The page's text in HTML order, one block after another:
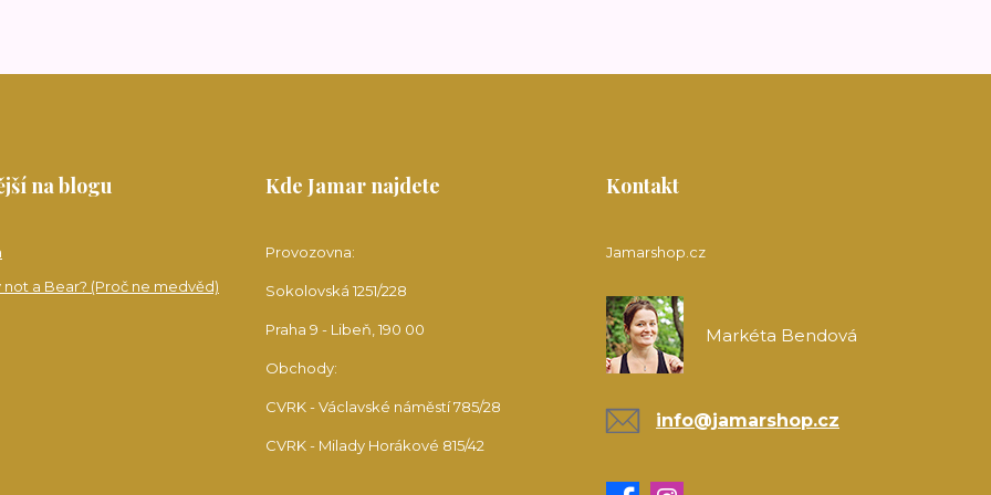
na blogu
not a Bear? (Proč ne medvěd)
Kde Jamar najdete
Provozovna:
Sokolovská 1251/228
Praha 9 - Libeň, 190 00
Obchody:
CVRK - Václavské náměstí 785/28
CVRK - Milady Horákové 815/42
Kontakt
Jamarshop.cz
Markéta Bendová
info@jamarshop.cz